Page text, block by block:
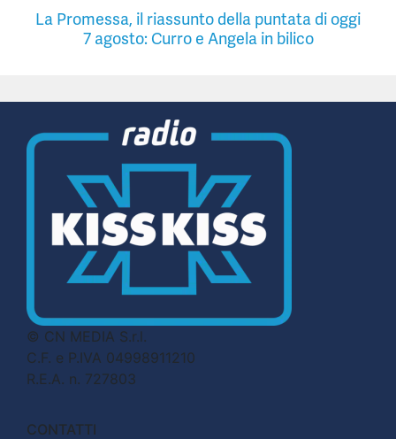
La Promessa, il riassunto della puntata di oggi
7 agosto: Curro e Angela in bilico
© CN MEDIA S.r.l.
C.F. e P.IVA 04998911210
R.E.A. n. 727803
CONTATTI